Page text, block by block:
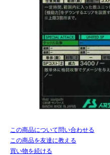
この商品について問い合わせる
この商品を友達に教える
買い物を続ける